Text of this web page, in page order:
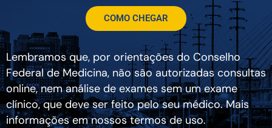
COMO CHEGAR
Lembramos que, por orientações do Conselho
Federal de Medicina, não são autorizadas consultas
online, nem análise de exames sem um exame
clínico, que deve ser feito pelo seu médico. Mais
informações em nossos termos de uso.